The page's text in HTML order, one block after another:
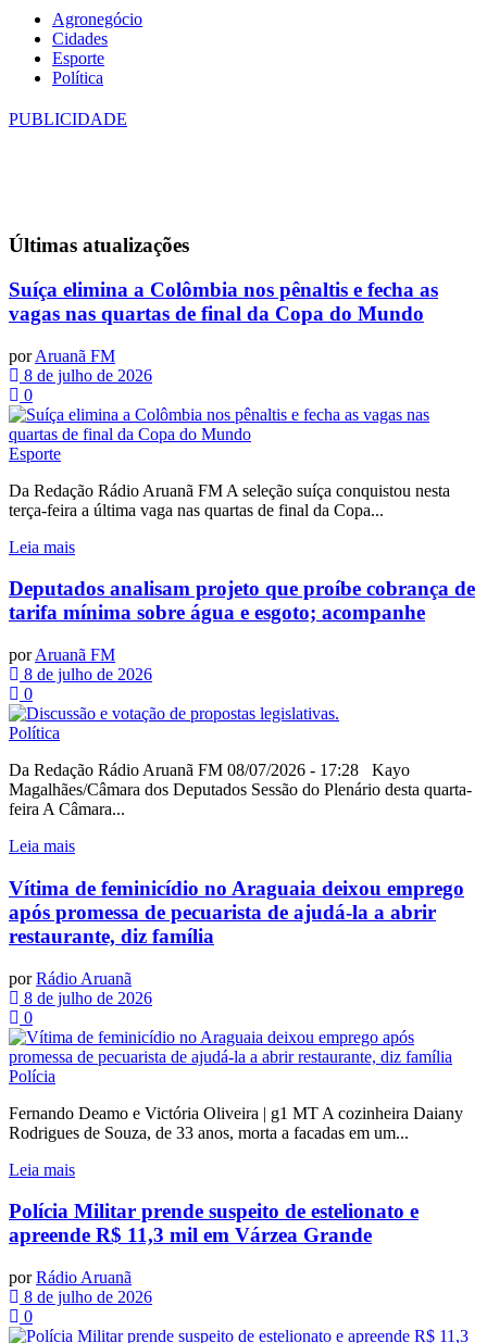
Agronegócio
Cidades
Esporte
Política
PUBLICIDADE
Últimas atualizações
Suíça elimina a Colômbia nos pênaltis e fecha as
vagas nas quartas de final da Copa do Mundo
por Aruanã FM
8 de julho de 2026
0
Esporte
Da Redação Rádio Aruanã FM A seleção suíça conquistou nesta
terça-feira a última vaga nas quartas de final da Copa...
Leia mais
Deputados analisam projeto que proíbe cobrança de
tarifa mínima sobre água e esgoto; acompanhe
por Aruanã FM
8 de julho de 2026
0
Política
Da Redação Rádio Aruanã FM 08/07/2026 - 17:28 Kayo
Magalhães/Câmara dos Deputados Sessão do Plenário desta quarta-
feira A Câmara...
Leia mais
Vítima de feminicídio no Araguaia deixou emprego
após promessa de pecuarista de ajudá-la a abrir
restaurante, diz família
por Rádio Aruanã
8 de julho de 2026
0
Polícia
Fernando Deamo e Victória Oliveira | g1 MT A cozinheira Daiany
Rodrigues de Souza, de 33 anos, morta a facadas em um...
Leia mais
Polícia Militar prende suspeito de estelionato e
apreende R$ 11,3 mil em Várzea Grande
por Rádio Aruanã
8 de julho de 2026
0